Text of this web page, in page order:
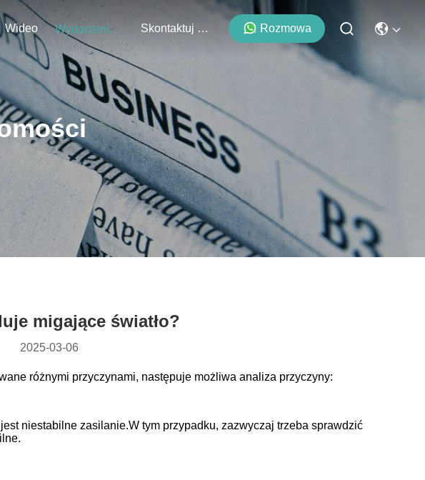
Wideo Wydarzenia Skontaktuj Się Z Nami Rozmowa
migające światło?
2025-03-06
różnymi przyczynami, następuje możliwa analiza przyczyny:
niestabilne zasilanie.W tym przypadku, zazwyczaj trzeba sprawdzić